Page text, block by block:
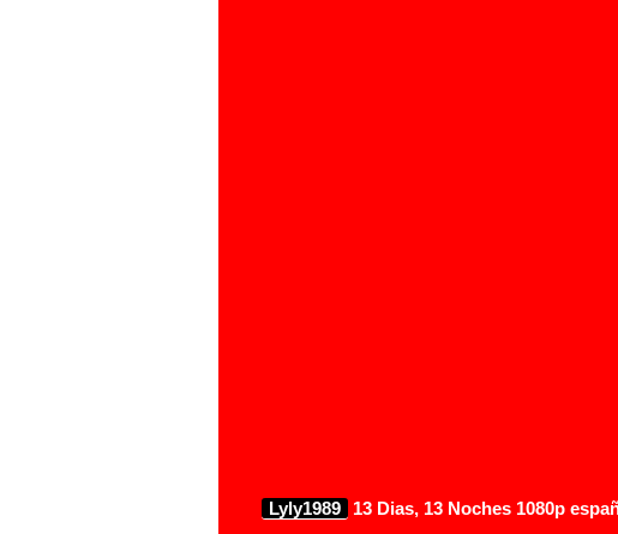
Lyly1989 13 Dias, 13 Noches 1080p